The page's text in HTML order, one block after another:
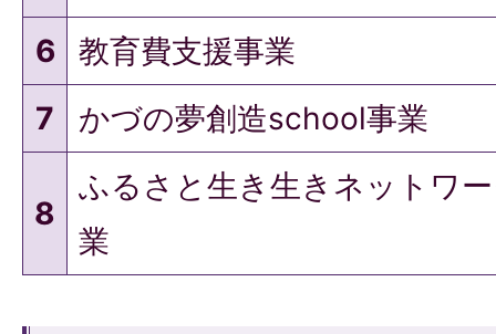
6
教育費支援事業
7
かづの夢創造school事業
8
ふるさと生き生きネットワ
業